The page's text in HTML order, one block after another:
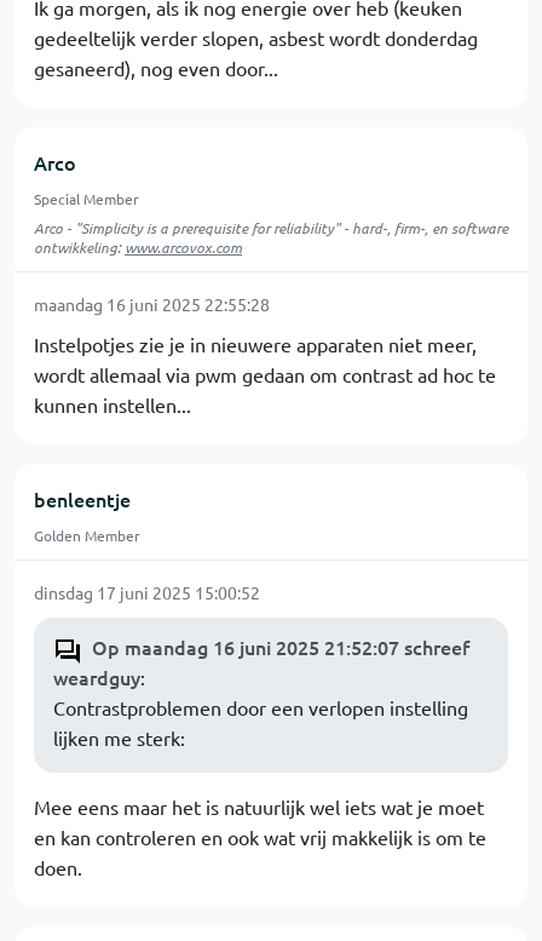
Ik ga morgen, als ik nog energie over heb (keuken
gedeeltelijk verder slopen, asbest wordt donderdag
gesaneerd), nog even door...
Arco
Special Member
Arco - "Simplicity is a prerequisite for reliability" - hard-, firm-, en software
ontwikkeling:www.arcovox.com
maandag 16 juni 2025 22:55:28
Instelpotjes zie je in nieuwere apparaten niet meer,
wordt allemaal via pwm gedaan om contrast ad hoc te
kunnen instellen...
benleentje
Golden Member
dinsdag 17 juni 2025 15:00:52
Op maandag 16 juni 2025 21:52:07 schreef
weardguy:
Contrastproblemen door een verlopen instelling
lijken me sterk:
Mee eens maar het is natuurlijk wel iets wat je moet
en kan controleren en ook wat vrij makkelijk is om te
doen.